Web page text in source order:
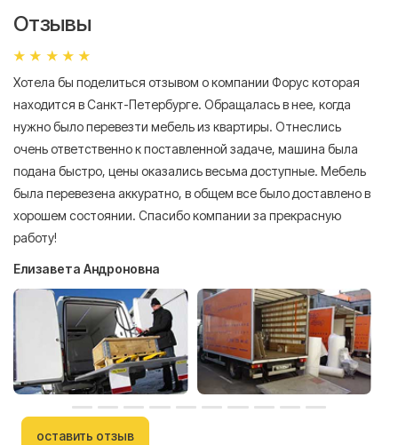
Отзывы
Хотела бы поделиться отзывом о компании Форус которая
находится в Санкт-Петербурге. Обращалась в нее, когда
нужно было перевезти мебель из квартиры. Отнеслись
очень ответственно к поставленной задаче, машина была
подана быстро, цены оказались весьма доступные. Мебель
была перевезена аккуратно, в общем все было доставлено в
хорошем состоянии. Спасибо компании за прекрасную
работу!
Елизавета Андроновна
оставить отзыв